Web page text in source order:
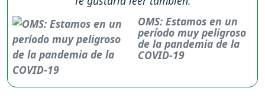
OMS: Estamos en un
período muy peligroso
de la pandemia de la
COVID-19